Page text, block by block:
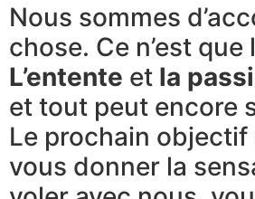
Nous sommes
chose. Ce n’est
L’entente et la
et tout peut encore
Le prochain objectif
vous donner la